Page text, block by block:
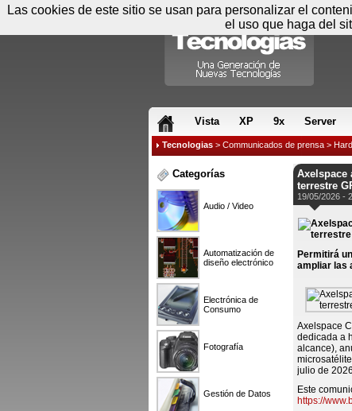
Vista XP 9x Server
Tecnologias > Communicados de prensa >
Categorías
Audio / Video
Automatización de
diseño electrónico
Electrónica de
Consumo
Fotografía
Gestión de Datos
Axelspace
terrestre
19/05/2026 -
Permitirá
ampliar las
Axelspace
dedicada a
alcance),
julio de
Este
https://
Las cookies de este sitio se usan para personalizar el
el uso que haga del